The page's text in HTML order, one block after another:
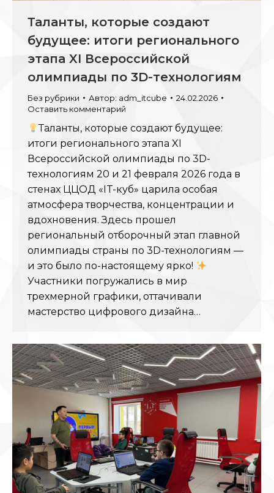
Таланты, которые создают
будущее: итоги регионального
этапа XI Всероссийской
олимпиады по 3D-технологиям
Без рубрики Автор: adm_itcube
24.02.2026
Оставить комментарий
Таланты, которые создают будущее:
итоги регионального этапа XI
Всероссийской олимпиады по 3D-
технологиям 20 и 21 февраля 2026 года в
стенах ЦЦОД «IT-куб» царила особая
атмосфера творчества, концентрации и
вдохновения. Здесь прошел
региональный отборочный этап главной
олимпиады страны по 3D-технологиям —
и это было по-настоящему ярко!
Участники погружались в мир
трехмерной графики, оттачивали
мастерство цифрового дизайна…